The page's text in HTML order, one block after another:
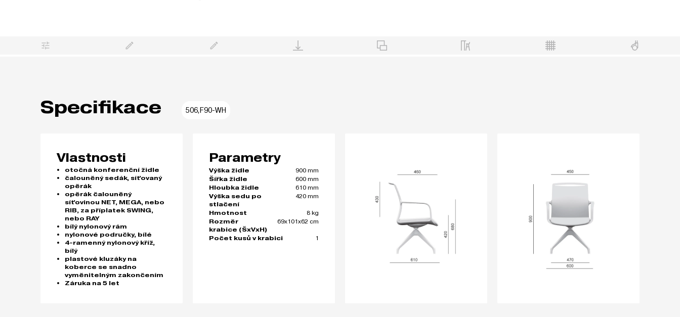
Specifikace 506,F90-WH
Vlastnosti
otočná konferenční židle
čalouněný sedák, síťovaný
opěrák
opěrák čalouněný
síťovinou NET, MEGA, nebo
RIB, za příplatek SWING,
nebo RAY
bílý nylonový rám
nylonové područky, bílé
4-ramenný nylonový kříž,
bílý
plastové kluzáky na
koberce se snadno
vyměnitelným zakončením
Záruka na 5 let
Parametry
Výška židle
900 mm
Šířka židle
600 mm
Hloubka židle
610 mm
Výška sedu po
stlačení
420 mm
Hmotnost
8 kg
Rozměr
krabice (ŠxVxH)
69x101x62 cm
Počet kusů v krabici 1